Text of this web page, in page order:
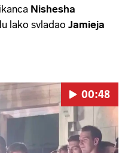
Nishesha
lako svladao Jamieja
00:48